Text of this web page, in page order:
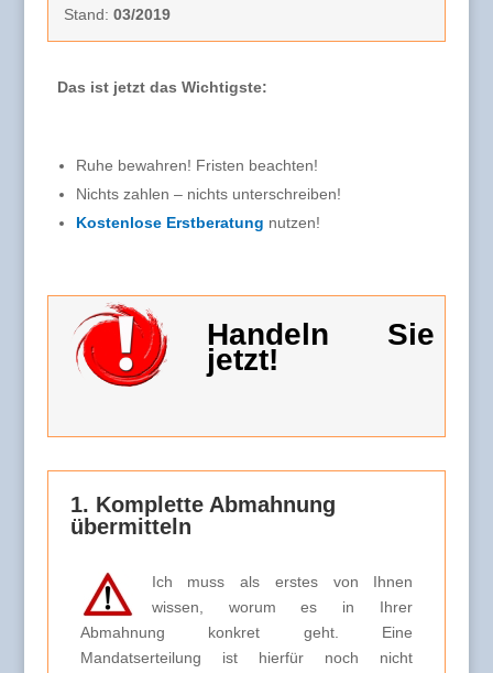
Stand: 03/2019
Das ist jetzt das Wichtigste:
Ruhe bewahren! Fristen beachten!
Nichts zahlen – nichts unterschreiben!
Kostenlose Erstberatung nutzen!
Handeln Sie
jetzt!
1. Komplette Abmahnung
übermitteln
Ich muss als erstes von Ihnen
wissen, worum es in Ihrer
Abmahnung konkret geht. Eine
Mandatserteilung ist hierfür noch nicht